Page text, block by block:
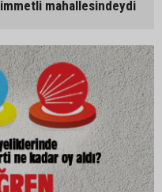
mahallesindeydi